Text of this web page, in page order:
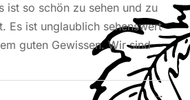
ist so schön zu sehen und zu
Es ist unglaublich sehenswert
guten Gewissen. Wir sind
...